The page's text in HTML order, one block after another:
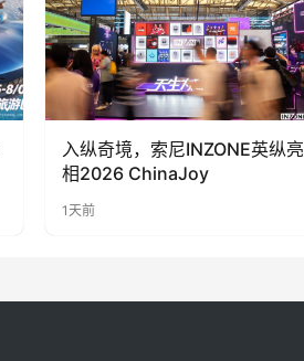
入纵奇境，索尼INZONE英纵亮
相2026 ChinaJoy
1天前